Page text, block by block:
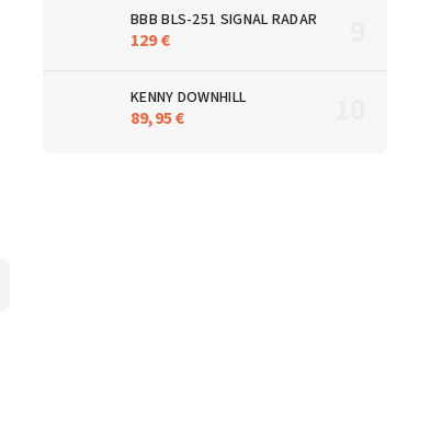
BBB BLS-251 SIGNAL RADAR
129 €
KENNY DOWNHILL
89,95 €